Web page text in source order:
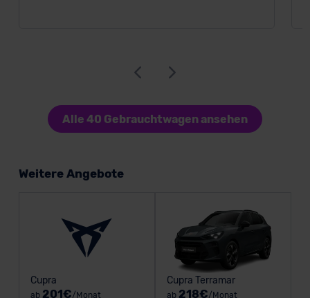
Alle 40 Gebrauchtwagen ansehen
Weitere Angebote
Cupra
ab 201€/Monat
Cupra Terramar
ab 218€/Monat